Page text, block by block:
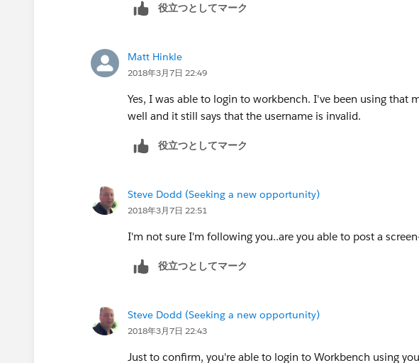
役立つとしてマーク
Matt Hinkle
2018年3月7日 22:49
Yes, I was able to login to workbench. I've been using that
well and it still says that the username is invalid.
役立つとしてマーク
Steve Dodd (Seeking a new opportunity)
2018年3月7日 22:51
I'm not sure I'm following you..are you able to post a
役立つとしてマーク
Steve Dodd (Seeking a new opportunity)
2018年3月7日 22:43
Just to confirm, you're able to login to Workbench using